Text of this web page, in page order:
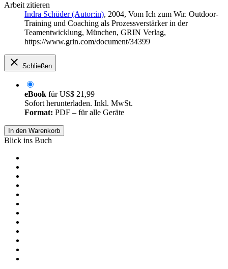
Arbeit zitieren
Indra Schüder (Autor:in), 2004, Vom Ich zum Wir. Outdoor-
Training und Coaching als Prozessverstärker in der
Teamentwicklung, München, GRIN Verlag,
https://www.grin.com/document/34399
Schließen
eBook fürUS$ 21,99
Sofort herunterladen. Inkl. MwSt.
Format: PDF – für alle Geräte
In den Warenkorb
Blick ins Buch